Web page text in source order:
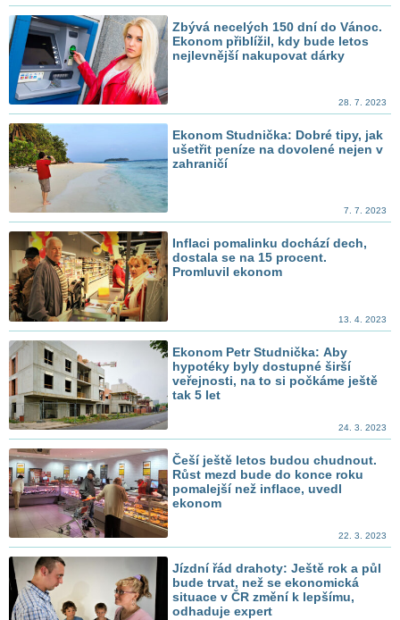
Zbývá necelých 150 dní do Vánoc.
Ekonom přiblížil, kdy bude letos
nejlevnější nakupovat dárky
28. 7. 2023
Ekonom Studnička: Dobré tipy, jak
ušetřit peníze na dovolené nejen v
zahraničí
7. 7. 2023
Inflaci pomalinku dochází dech,
dostala se na 15 procent.
Promluvil ekonom
13. 4. 2023
Ekonom Petr Studnička: Aby
hypotéky byly dostupné širší
veřejnosti, na to si počkáme ještě
tak 5 let
24. 3. 2023
Češí ještě letos budou chudnout.
Růst mezd bude do konce roku
pomalejší než inflace, uvedl
ekonom
22. 3. 2023
Jízdní řád drahoty: Ještě rok a půl
bude trvat, než se ekonomická
situace v ČR změní k lepšímu,
odhaduje expert